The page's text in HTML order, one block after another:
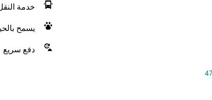
خدمة
يسمح
دفع سريع